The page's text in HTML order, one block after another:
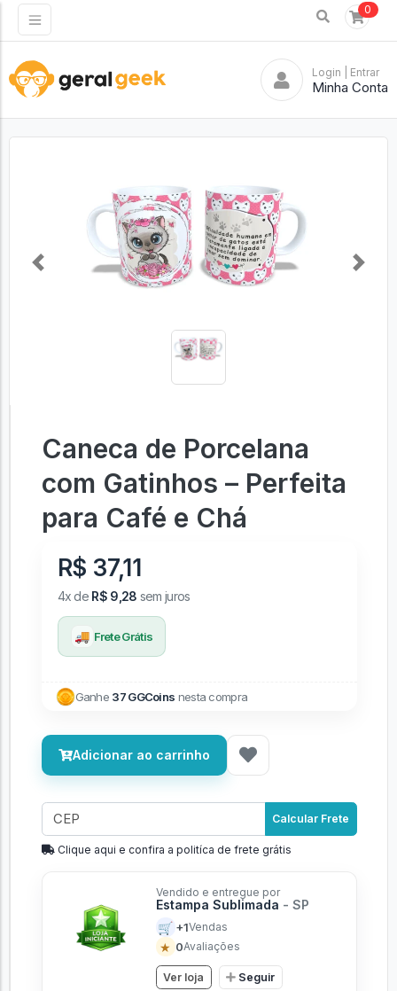
0
Login | Entrar
Minha Conta
Previous Next
Caneca de Porcelana
com Gatinhos – Perfeita
para Café e Chá
R$ 37,11
4x de R$ 9,28 sem juros
🚚 Frete Grátis
Ganhe 37 GGCoins nesta compra
Adicionar ao carrinho
Calcular Frete
Clique aqui e confira a politíca de frete grátis
Vendido e entregue por
Estampa Sublimada - SP
🛒 +1Vendas
★ 0Avaliações
Ver loja Seguir